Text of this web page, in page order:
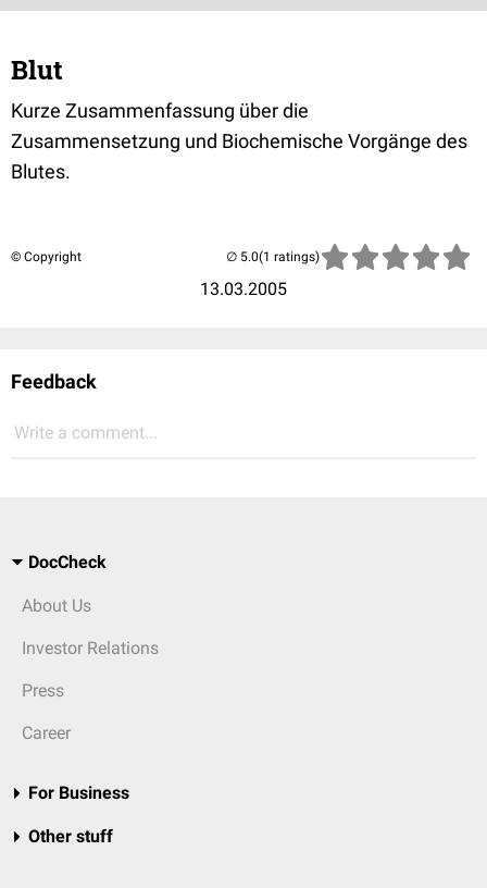
Blut
Kurze Zusammenfassung über die
Zusammensetzung und Biochemische Vorgänge des
Blutes.
© Copyright
13.03.2005
(1 ratings)
Feedback
Write a comment...
DocCheck
About Us
Investor Relations
Press
Career
For Business
Other stuff